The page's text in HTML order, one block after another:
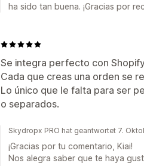
ha sido tan buena. ¡Gracias por
Se integra perfecto con
Cada que creas una orden se
Lo único que le falta para ser
o separados.
Skydropx PRO hat geantwortet 7.
¡Gracias por tu comentario, Kiai!
Nos alegra saber que te haya